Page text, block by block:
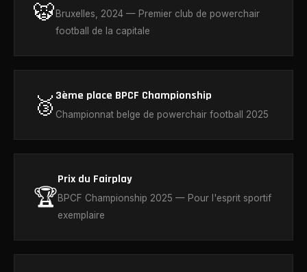
🐯 Bruxelles, 2024 — Premier club de powerchair
football de la capitale
🥉 3ème place BPCF Championship
Championnat belge de powerchair football 2025
🏆
Prix du Fairplay
BPCF Championship 2025 — Pour l'esprit sportif
exemplaire